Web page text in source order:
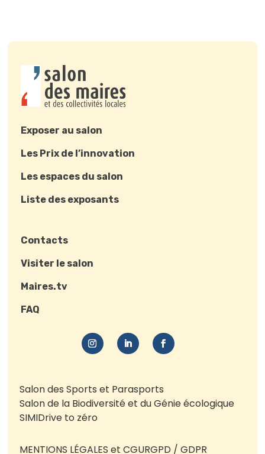
Exposer au salon
Les Prix de l’innovation
Les espaces du salon
Liste des exposants
Contacts
Visiter le salon
Maires.tv
FAQ
Salon des Sports et Parasports
Salon de la Biodiversité et du Génie écologique
SIMIDrive to zéro
MENTIONS LÉGALES et CGURGPD / GDPR